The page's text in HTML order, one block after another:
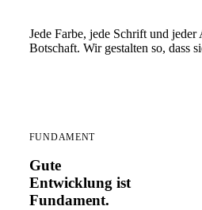
Jede Farbe, jede Schrift und jeder
Botschaft. Wir gestalten so, dass
FUNDAMENT
Gute
Entwicklung ist
Fundament.